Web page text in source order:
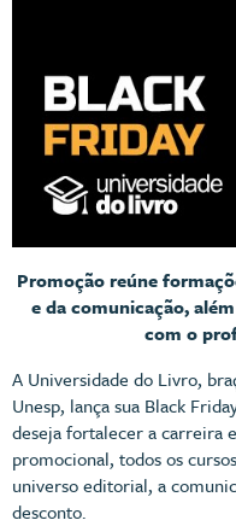
Promoção reúne
e da comunicação,
com o
A Universidade do Livro,
Unesp, lança sua Black
deseja fortalecer a carreira
promocional, todos os
universo editorial, a
desconto.